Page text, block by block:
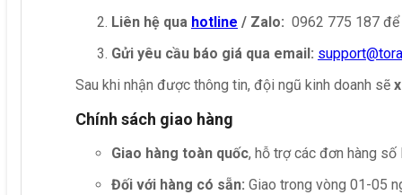
Liên hệ qua hotline / Zalo: 0962 775 187
Gửi yêu cầu báo giá qua email:
Sau khi nhận được thông tin, đội ngũ kinh doanh sẽ
Chính sách giao hàng
Giao hàng toàn quốc, hỗ trợ các đơn hàng số
Đối với hàng có sẵn: Giao trong vòng 01-05